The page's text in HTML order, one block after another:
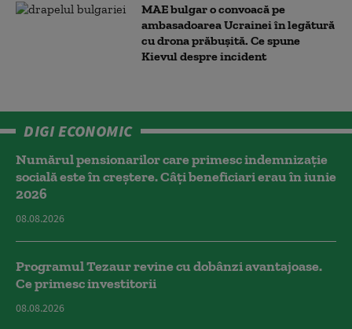
MAE bulgar o convoacă pe
ambasadoarea Ucrainei în legătură
cu drona prăbuşită. Ce spune
Kievul despre incident
DIGI ECONOMIC
Numărul pensionarilor care primesc indemnizaţie
socială este în creștere. Câți beneficiari erau în iunie
2026
08.08.2026
Programul Tezaur revine cu dobânzi avantajoase.
Ce primesc investitorii
08.08.2026